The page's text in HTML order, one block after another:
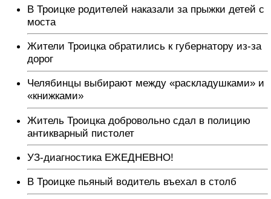
В Троицке родителей наказали за прыжки детей с
моста
Жители Троицка обратились к губернатору из-за
дорог
Челябинцы выбирают между «раскладушками» и
«книжками»
Житель Троицка добровольно сдал в полицию
антикварный пистолет
УЗ-диагностика ЕЖЕДНЕВНО!
В Троицке пьяный водитель въехал в столб